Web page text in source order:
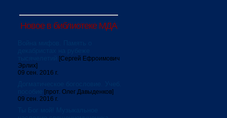
Новое в библиотеке МДА
[Сергей Ефроимович
Эрлих]
09 сен. 2016 г.
[прот. Олег Давыденков]
09 сен. 2016 г.